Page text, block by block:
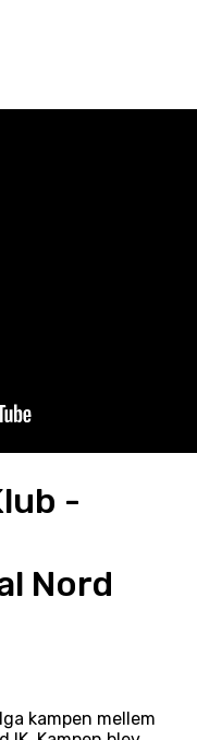
-
Nord
kampen mellem